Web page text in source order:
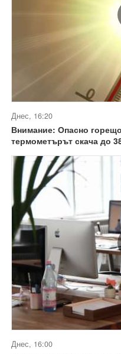
Днес, 16:20
Внимание: Опасно
термометърът скача до
Днес, 16:00